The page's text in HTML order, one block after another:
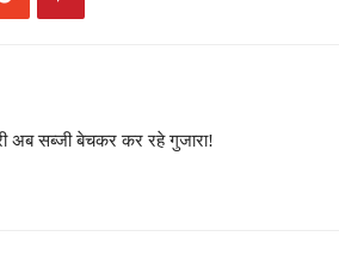
अब सब्जी बेचकर कर रहे गुजारा!